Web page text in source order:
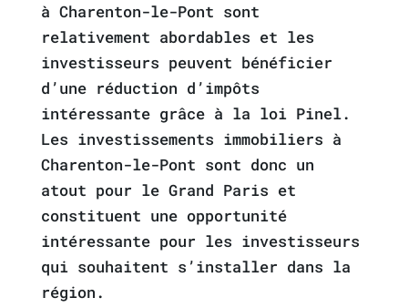
à Charenton-le-Pont sont
relativement abordables et les
investisseurs peuvent bénéficier
d’une réduction d’impôts
intéressante grâce à la loi Pinel.
Les investissements immobiliers à
Charenton-le-Pont sont donc un
atout pour le Grand Paris et
constituent une opportunité
intéressante pour les investisseurs
qui souhaitent s’installer dans la
région.